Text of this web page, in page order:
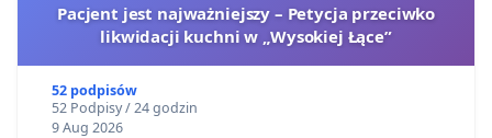
Pacjent jest najważniejszy – Petycja przeciwko
likwidacji kuchni w „Wysokiej Łące”
52 podpisów
52 Podpisy / 24 godzin
9 Aug 2026